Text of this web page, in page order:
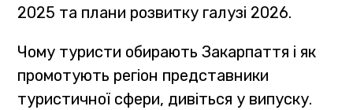
2025 та плани розвитку галузі 2026.
Чому туристи обирають Закарпаття і як
промотують регіон представники
туристичної сфери, дивіться у випуску.